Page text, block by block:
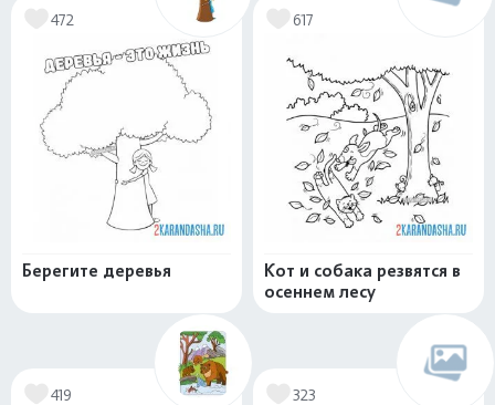
472
Берегите деревья
617
Кот и собака резвятся в
осеннем лесу
419 323